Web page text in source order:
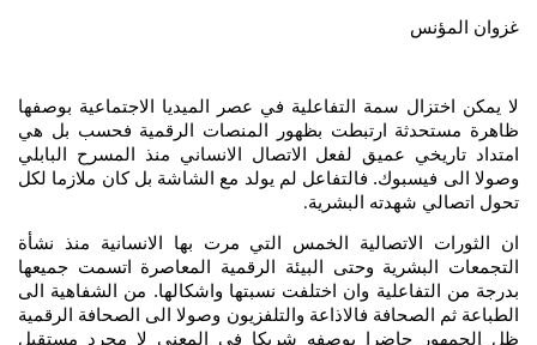
غزوان المؤنس
لا يمكن اختزال سمة التفاعلية في عصر الميديا الاجتماعية بوصفها
ظاهرة مستحدثة ارتبطت بظهور المنصات الرقمية فحسب بل هي
امتداد تاريخي عميق لفعل الاتصال الانساني منذ المسرح البابلي
وصولا الى فيسبوك. فالتفاعل لم يولد مع الشاشة بل كان ملازما لكل
تحول اتصالي شهدته البشرية.
ان الثورات الاتصالية الخمس التي مرت بها الانسانية منذ نشأة
التجمعات البشرية وحتى البيئة الرقمية المعاصرة اتسمت جميعها
بدرجة من التفاعلية وان اختلفت نسبتها واشكالها. من الشفاهية الى
الطباعة ثم الصحافة فالاذاعة والتلفزيون وصولا الى الصحافة الرقمية
ظل الجمهور حاضرا بوصفه شريكا في المعنى لا مجرد مستقبل